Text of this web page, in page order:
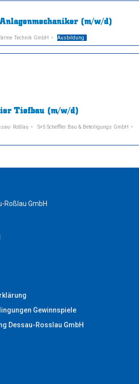
(m/w/d)
Technik GmbH Ausbildung
Tiefbau (m/w/d)
Roßlau
S+S Scheffler Bau & Beteiligungs GmbH
Roßlau GmbH
Gewinnspiele
Dessau-Rosslau GmbH